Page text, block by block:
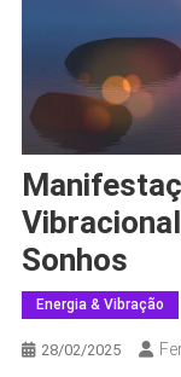
Sonhos
Energia & Vibração
28/02/2025